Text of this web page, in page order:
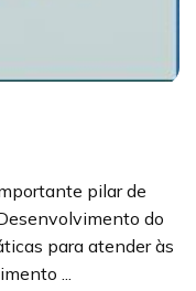
pilar de
do
para atender às
...